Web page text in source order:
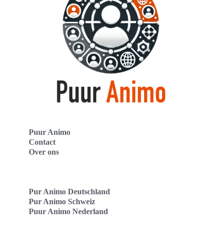
Puur Animo
Contact
Over ons
Pur Animo Deutschland
Pur Animo Schweiz
Puur Animo Nederland